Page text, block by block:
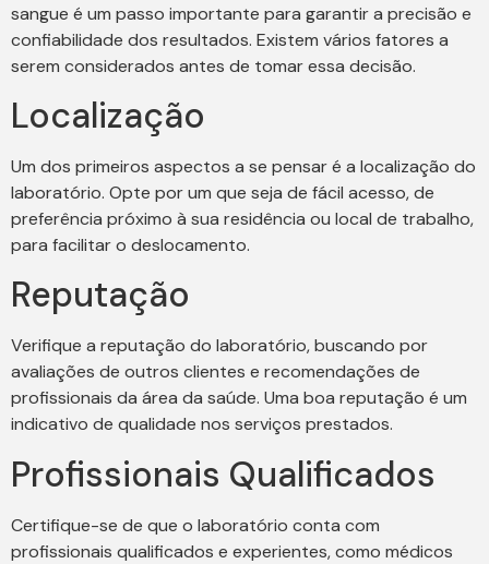
sangue é um passo importante para garantir a precisão e
confiabilidade dos resultados. Existem vários fatores a
serem considerados antes de tomar essa decisão.
Localização
Um dos primeiros aspectos a se pensar é a localização do
laboratório. Opte por um que seja de fácil acesso, de
preferência próximo à sua residência ou local de trabalho,
para facilitar o deslocamento.
Reputação
Verifique a reputação do laboratório, buscando por
avaliações de outros clientes e recomendações de
profissionais da área da saúde. Uma boa reputação é um
indicativo de qualidade nos serviços prestados.
Profissionais Qualificados
Certifique-se de que o laboratório conta com
profissionais qualificados e experientes, como médicos